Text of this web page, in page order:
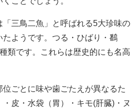
「三鳥二魚」と呼ばれる5大珍味の
ようです。つる・ひばり・鷭
類です。これらは歴史的にも名高
ごとに味や歯ごたえが異なるた
皮・水袋（胃）・キモ(肝臓)・ヌ